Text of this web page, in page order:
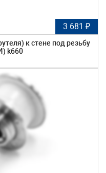
3 681 ₽
к стене под резьбу
k660